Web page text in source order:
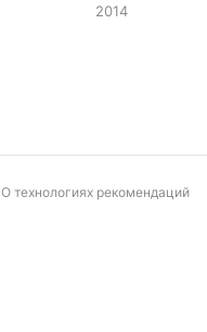
2014
О технологиях рекомендаций